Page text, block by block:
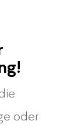
oder